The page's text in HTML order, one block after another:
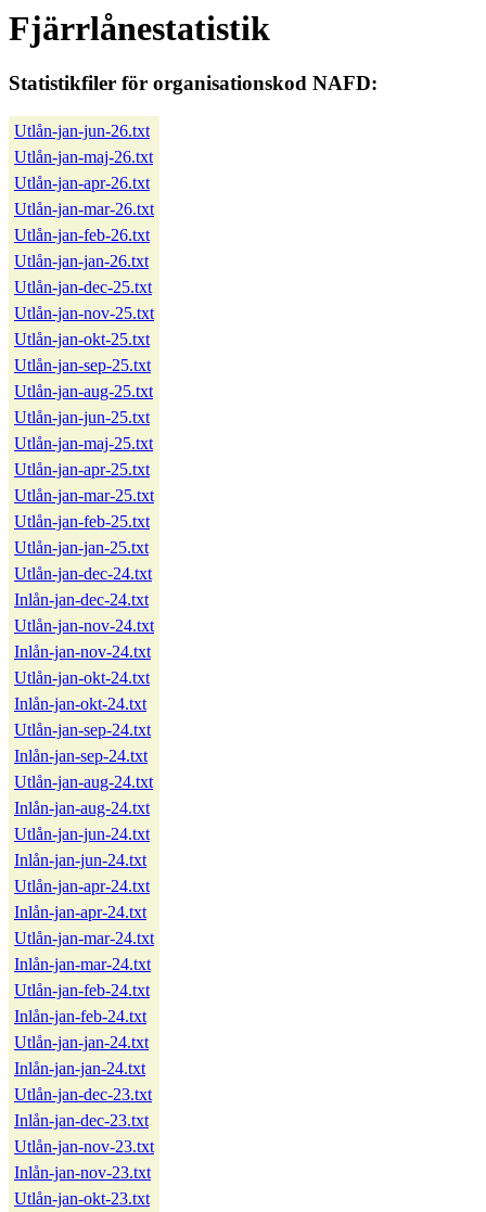
Fjärrlånestatistik
Statistikfiler för organisationskod NAFD:
Utlån-jan-jun-26.txt
Utlån-jan-maj-26.txt
Utlån-jan-apr-26.txt
Utlån-jan-mar-26.txt
Utlån-jan-feb-26.txt
Utlån-jan-jan-26.txt
Utlån-jan-dec-25.txt
Utlån-jan-nov-25.txt
Utlån-jan-okt-25.txt
Utlån-jan-sep-25.txt
Utlån-jan-aug-25.txt
Utlån-jan-jun-25.txt
Utlån-jan-maj-25.txt
Utlån-jan-apr-25.txt
Utlån-jan-mar-25.txt
Utlån-jan-feb-25.txt
Utlån-jan-jan-25.txt
Utlån-jan-dec-24.txt
Inlån-jan-dec-24.txt
Utlån-jan-nov-24.txt
Inlån-jan-nov-24.txt
Utlån-jan-okt-24.txt
Inlån-jan-okt-24.txt
Utlån-jan-sep-24.txt
Inlån-jan-sep-24.txt
Utlån-jan-aug-24.txt
Inlån-jan-aug-24.txt
Utlån-jan-jun-24.txt
Inlån-jan-jun-24.txt
Utlån-jan-apr-24.txt
Inlån-jan-apr-24.txt
Utlån-jan-mar-24.txt
Inlån-jan-mar-24.txt
Utlån-jan-feb-24.txt
Inlån-jan-feb-24.txt
Utlån-jan-jan-24.txt
Inlån-jan-jan-24.txt
Utlån-jan-dec-23.txt
Inlån-jan-dec-23.txt
Utlån-jan-nov-23.txt
Inlån-jan-nov-23.txt
Utlån-jan-okt-23.txt